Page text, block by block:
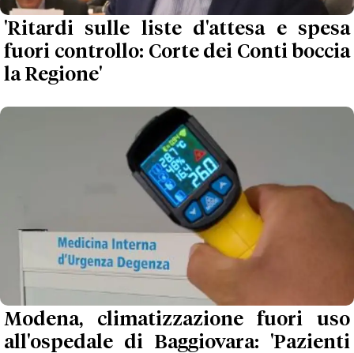
'Ritardi sulle liste d'attesa e spesa
fuori controllo: Corte dei Conti boccia
la Regione'
Modena, climatizzazione fuori uso
all'ospedale di Baggiovara: 'Pazienti